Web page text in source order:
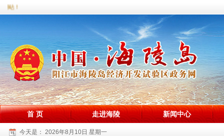
站！
首 页 走进海陵 新闻中心
今天是： 2026年8月10日 星期一